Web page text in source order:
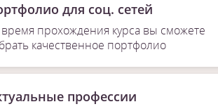
для соц. сетей
прохождения курса вы сможете
качественное портфолио
профессии